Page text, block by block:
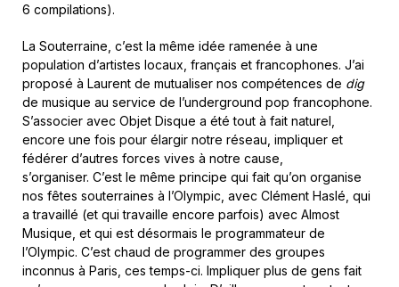
6 compilations).
La Souterraine, c’est la même idée ramenée à une
population d’artistes locaux, français et francophones. J’ai
proposé à Laurent de mutualiser nos compétences de dig
de musique au service de l’underground pop francophone.
S’associer avec Objet Disque a été tout à fait naturel,
encore une fois pour élargir notre réseau, impliquer et
fédérer d’autres forces vives à notre cause,
s’organiser. C’est le même principe qui fait qu’on organise
nos fêtes souterraines à l’Olympic, avec Clément Haslé, qui
a travaillé (et qui travaille encore parfois) avec Almost
Musique, et qui est désormais le programmateur de
l’Olympic. C’est chaud de programmer des groupes
inconnus à Paris, ces temps-ci. Impliquer plus de gens fait